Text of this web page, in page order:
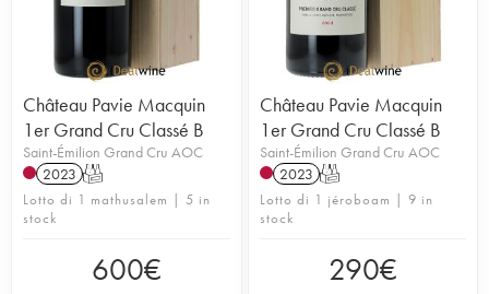
Château Pavie Macquin
1er Grand Cru Classé B
Saint-Émilion Grand Cru AOC
2023 T
Lotto di 1 mathusalem | 5 in
stock
600€
Château Pavie Macquin
1er Grand Cru Classé B
Saint-Émilion Grand Cru AOC
2023 T
Lotto di 1 jéroboam | 9 in
stock
290€